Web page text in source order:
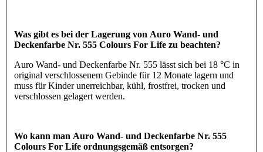
Was gibt es bei der Lagerung von Auro Wand- und
Deckenfarbe Nr. 555 Colours For Life zu beachten?
Auro Wand- und Deckenfarbe Nr. 555 lässt sich bei 18 °C in
original verschlossenem Gebinde für 12 Monate lagern und
muss für Kinder unerreichbar, kühl, frostfrei, trocken und
verschlossen gelagert werden.
Wo kann man Auro Wand- und Deckenfarbe Nr. 555
Colours For Life ordnungsgemäß entsorgen?